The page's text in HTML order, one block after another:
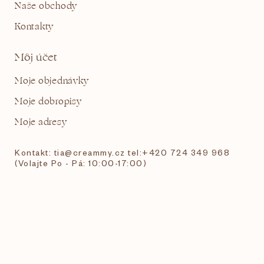
Naše obchody
Kontakty
Môj účet
Moje objednávky
Moje dobropisy
Moje adresy
Kontakt: tia@creammy.cz tel:+420 724 349 968
(Volajte Po - Pá: 10:00-17:00)